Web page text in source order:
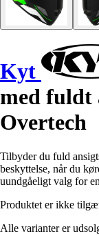
Kyt
med fuldt
Overtech
Tilbyder du fuld
beskyttelse, når du
uundgåeligt valg for
Produktet er ikke
Alle varianter er